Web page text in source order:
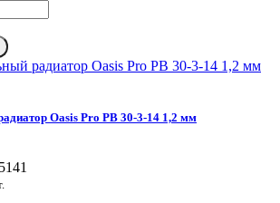
Oasis Pro PB 30-3-14 1,2 мм